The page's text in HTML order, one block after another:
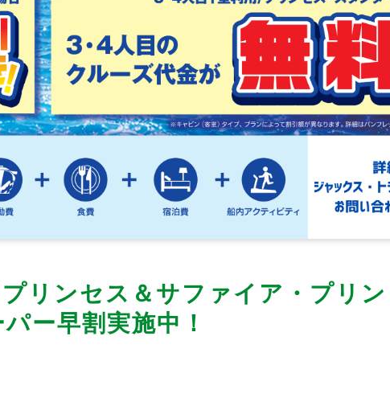
リンセス＆サファイア・プリン
ー早割実施中！